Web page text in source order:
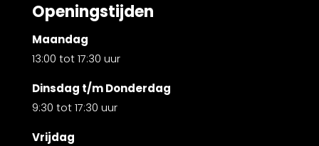
Openingstijden
Maandag
13:00 tot 17:30 uur
Dinsdag t/m Donderdag
9:30 tot 17:30 uur
Vrijdag